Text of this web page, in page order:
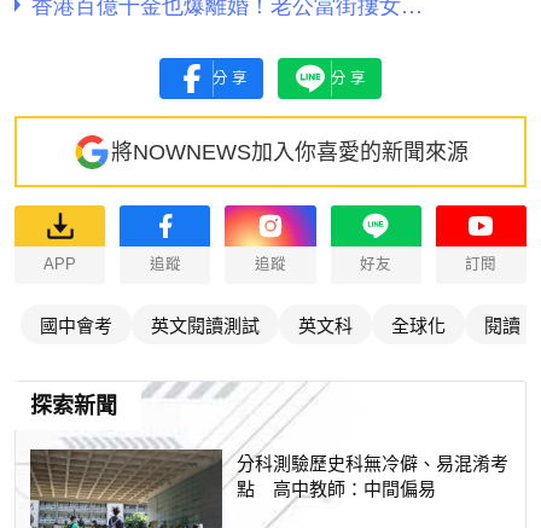
分享 分享
將NOWNEWS加入你喜愛的新聞來源
APP 追蹤 追蹤 好友 訂閱
國中會考 英文閱讀測試 英文科 全球化 閱讀
探索新聞
分科測驗歷史科無冷僻、易混淆考
點 高中教師：中間偏易